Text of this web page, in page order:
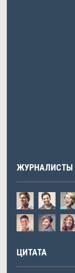
ЖУРНАЛИСТЫ
ЦИТАТА